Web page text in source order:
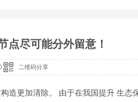
点尽可能分外留意！
二维码分享
造更加清除。 由于在我国提升 生态